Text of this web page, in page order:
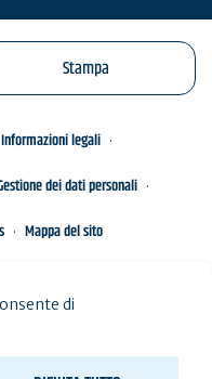
Stampa
Informazioni legali
dei dati personali
Mappa del sito
di